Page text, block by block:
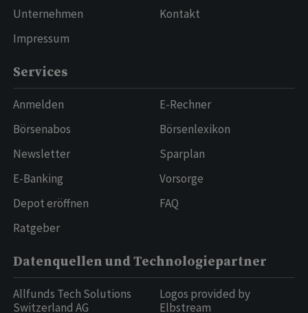
Unternehmen
Impressum
Kontakt
Services
Anmelden
Börsenabos
Newsletter
E-Banking
Depot eröffnen
Ratgeber
E-Rechner
Börsenlexikon
Sparplan
Vorsorge
FAQ
Datenquellen und Technologiepartner
Allfunds Tech Solutions
Switzerland AG
Logos provided by
Elbstream